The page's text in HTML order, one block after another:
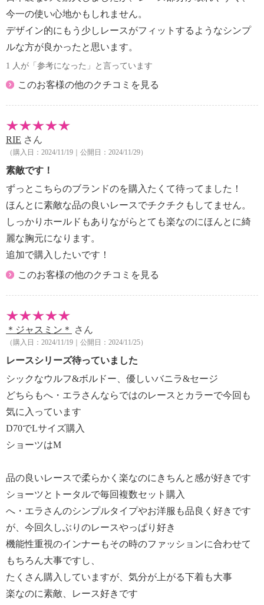
・長時間照射による変退色注意
・摩擦による色落ち、色移り注意
・毛玉が生じるおそれあり
・ネット使用
【その他】
・個体差あり
【ブラジャー相当サイズ】
・Ｓ：Ａ〜Ｃカップ相当
・Ｍ：Ａ〜Ｃカップ相当
・Ｌ：Ｂ〜Ｄカップ相当
・ＬＬ：Ｃ〜Ｄカップ相当
・３Ｌ：Ｄ〜Ｅカップ相当
【原産国（地）】
・中国製
※ウルフはグレー系の色味
今一の使い心地かもしれません。
デザイン的にもう少しレースがフィットするようなシンプ
ルな方が良かったと思います。
1 人が「参考になった」と言っています
このお客様の他のクチコミを見る
RIE さん
（購入日：2024/11/19｜公開日：2024/11/29）
素敵です！
ずっとこちらのブランドのを購入たくて待ってました！
ほんとに素敵な品の良いレースでチクチクもしてません。
しっかりホールドもありながらとても楽なのにほんとに綺
麗な胸元になります。
追加で購入したいです！
このお客様の他のクチコミを見る
＊ジャスミン＊ さん
（購入日：2024/11/19｜公開日：2024/11/25）
レースシリーズ待っていました
シックなウルフ&ボルドー、優しいバニラ&セージ
どちらもへ・エラさんならではのレースとカラーで今回も
気に入っています
D70でLサイズ購入
ショーツはM
品の良いレースで柔らかく楽なのにきちんと感が好きです
ショーツとトータルで毎回複数セット購入
へ・エラさんのシンプルタイプやお洋服も品良く好きです
が、今回久しぶりのレースやっぱり好き
機能性重視のインナーもその時のファッションに合わせて
もちろん大事ですし、
たくさん購入していますが、気分が上がる下着も大事
楽なのに素敵、レース好きです